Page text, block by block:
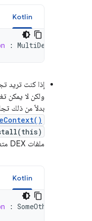
Kotlin
: MultiDexApplication
إذا كنت تريد
ولكن لا يمكن
بدلاً من ذلك
ملفات DEX متعددة:
Kotlin
: